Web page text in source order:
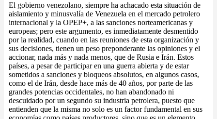
El gobierno venezolano, siempre ha achacado esta situación de
aislamiento y minusvalía de Venezuela en el mercado petrolero
internacional y la OPEP+, a las sanciones norteamericanas y
europeas; pero este argumento, es inmediatamente desmentido
por la realidad, cuando en las reuniones de esta organización y
sus decisiones, tienen un peso preponderante las opiniones y el
accionar, nada más y nada menos, que de Rusia e Irán. Estos
países, a pesar de participar en una guerra abierta y de estar
sometidos a sanciones y bloqueos absolutos, en algunos casos,
como el de Irán, desde hace más de 40 años, por parte de las
grandes potencias occidentales, no han abandonado ni
descuidado por un segundo su industria petrolera, puesto que
entienden que la misma no solo es un factor fundamental en sus